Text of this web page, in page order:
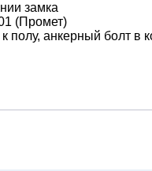
замка
(Промет)
полу, анкерный болт в